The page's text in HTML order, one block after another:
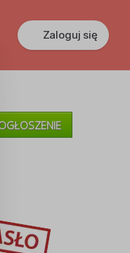
Zaloguj się
OGŁOSZENIE